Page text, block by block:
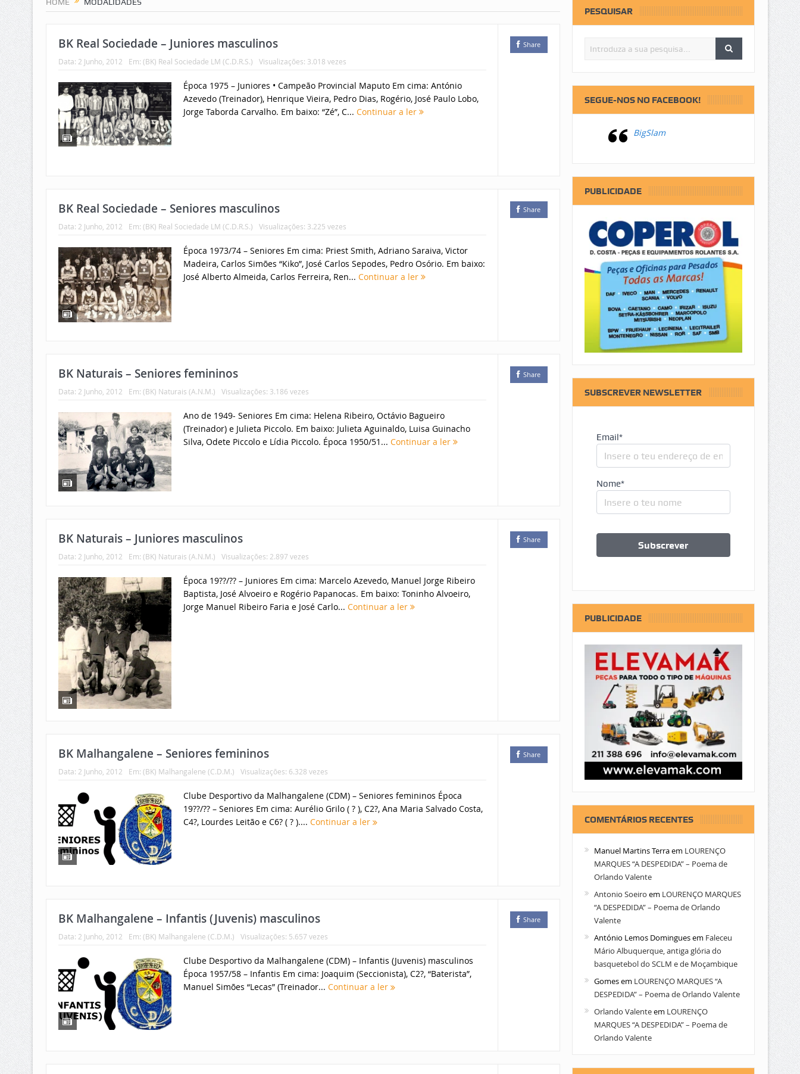
BK Real Sociedade – Juniores masculinos
Data: 2 Junho, 2012 Em: (BK) Real Sociedade LM (C.D.R.S.) Visualizações: 3.018 vezes
Época 1975 – Juniores • Campeão Provincial Maputo Em cima: António
Azevedo (Treinador), Henrique Vieira, Pedro Dias, Rogério, José Paulo Lobo,
Jorge Taborda Carvalho. Em baixo: “Zé”, C... Continuar a ler
Share
BK Real Sociedade – Seniores masculinos
Data: 2 Junho, 2012 Em: (BK) Real Sociedade LM (C.D.R.S.) Visualizações: 3.225 vezes
Época 1973/74 – Seniores Em cima: Priest Smith, Adriano Saraiva, Victor
Madeira, Carlos Simões “Kiko”, José Carlos Sepodes, Pedro Osório. Em baixo:
José Alberto Almeida, Carlos Ferreira, Ren... Continuar a ler
Share
BK Naturais – Seniores femininos
Data: 2 Junho, 2012 Em: (BK) Naturais (A.N.M.) Visualizações: 3.186 vezes
Ano de 1949- Seniores Em cima: Helena Ribeiro, Octávio Bagueiro
(Treinador) e Julieta Piccolo. Em baixo: Julieta Aguinaldo, Luisa Guinacho
Silva, Odete Piccolo e Lídia Piccolo. Época 1950/51... Continuar a ler
Share
BK Naturais – Juniores masculinos
Data: 2 Junho, 2012 Em: (BK) Naturais (A.N.M.) Visualizações: 2.897 vezes
Época 19??/?? – Juniores Em cima: Marcelo Azevedo, Manuel Jorge Ribeiro
Baptista, José Alvoeiro e Rogério Papanocas. Em baixo: Toninho Alvoeiro,
Jorge Manuel Ribeiro Faria e José Carlo... Continuar a ler
Share
BK Malhangalene – Seniores femininos
Data: 2 Junho, 2012 Em: (BK) Malhangalene (C.D.M.) Visualizações: 6.328 vezes
Clube Desportivo da Malhangalene (CDM) – Seniores femininos Época
19??/?? – Seniores Em cima: Aurélio Grilo ( ? ), C2?, Ana Maria Salvado Costa,
C4?, Lourdes Leitão e C6? ( ? ).... Continuar a ler
Share
BK Malhangalene – Infantis (Juvenis) masculinos
Data: 2 Junho, 2012 Em: (BK) Malhangalene (C.D.M.) Visualizações: 5.657 vezes
Clube Desportivo da Malhangalene (CDM) – Infantis (Juvenis) masculinos
Época 1957/58 – Infantis Em cima: Joaquim (Seccionista), C2?, “Baterista”,
Manuel Simões “Lecas” (Treinador... Continuar a ler
Share
PESQUISAR
SEGUE-NOS NO FACEBOOK!
BigSlam
PUBLICIDADE
SUBSCREVER NEWSLETTER
Email*
Nome*
PUBLICIDADE
COMENTÁRIOS RECENTES
Manuel Martins Terraem LOURENÇO
MARQUES “A DESPEDIDA” – Poema de
Orlando Valente
Antonio Soeiro em LOURENÇO MARQUES
“A DESPEDIDA” – Poema de Orlando
Valente
António Lemos Dominguesem Faleceu
Mário Albuquerque, antiga glória do
basquetebol do SCLM e de Moçambique
Gomesem LOURENÇO MARQUES “A
DESPEDIDA” – Poema de Orlando Valente
Orlando Valenteem LOURENÇO
MARQUES “A DESPEDIDA” – Poema de
Orlando Valente